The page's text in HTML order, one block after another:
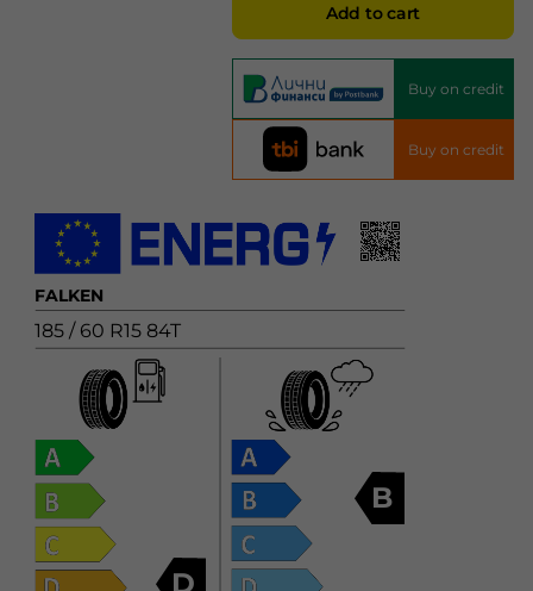
Add to cart
Buy on credit
Buy on credit
FALKEN
185 / 60 R15 84T
D
B